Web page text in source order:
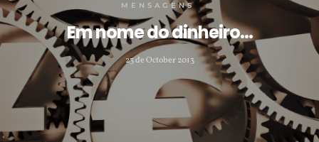
MENSAGENS
Em nome do dinheiro…
23 de October 2013